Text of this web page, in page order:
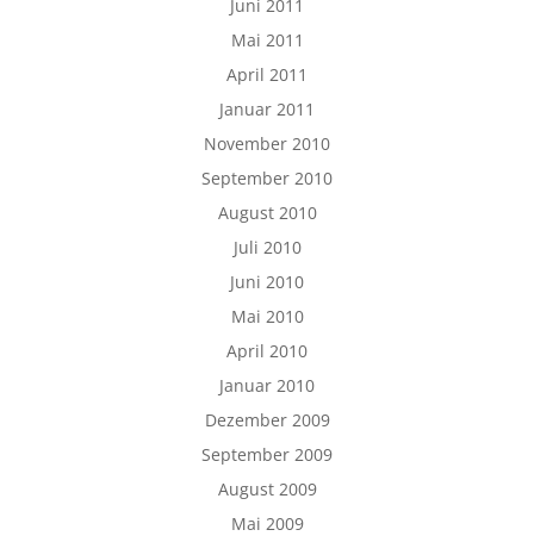
Juni 2011
Mai 2011
April 2011
Januar 2011
November 2010
September 2010
August 2010
Juli 2010
Juni 2010
Mai 2010
April 2010
Januar 2010
Dezember 2009
September 2009
August 2009
Mai 2009